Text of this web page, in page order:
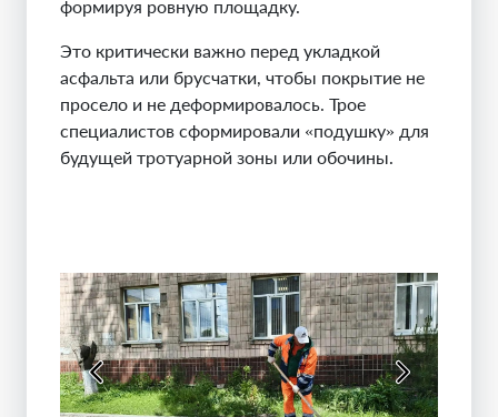
формируя ровную площадку.
Это критически важно перед укладкой
асфальта или брусчатки, чтобы покрытие не
просело и не деформировалось. Трое
специалистов сформировали «подушку» для
будущей тротуарной зоны или обочины.